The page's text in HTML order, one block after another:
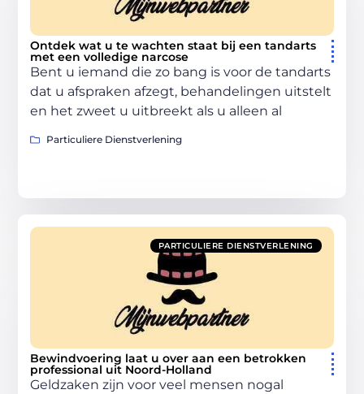
Ontdek wat u te wachten staat bij een tandarts
met een volledige narcose
Bent u iemand die zo bang is voor de tandarts
dat u afspraken afzegt, behandelingen uitstelt
en het zweet u uitbreekt als u alleen al
Particuliere Dienstverlening
PARTICULIERE DIENSTVERLENING
Bewindvoering laat u over aan een betrokken
professional uit Noord-Holland
Geldzaken zijn voor veel mensen nogal